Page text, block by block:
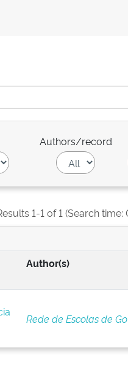
Authors/record
1-1 of 1 (Search
Author(s)
Rede de Escolas de